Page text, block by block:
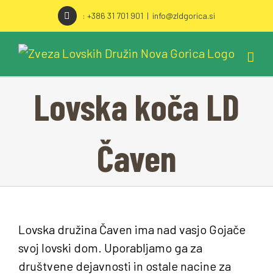
content
: +386 31 701 901 | info@zldgorica.si
Lovska koča LD
Čaven
Lovska družina Čaven ima nad vasjo Gojače
svoj lovski dom. Uporabljamo ga za
društvene dejavnosti in ostale nacine za
PODATKI O ZVEZI